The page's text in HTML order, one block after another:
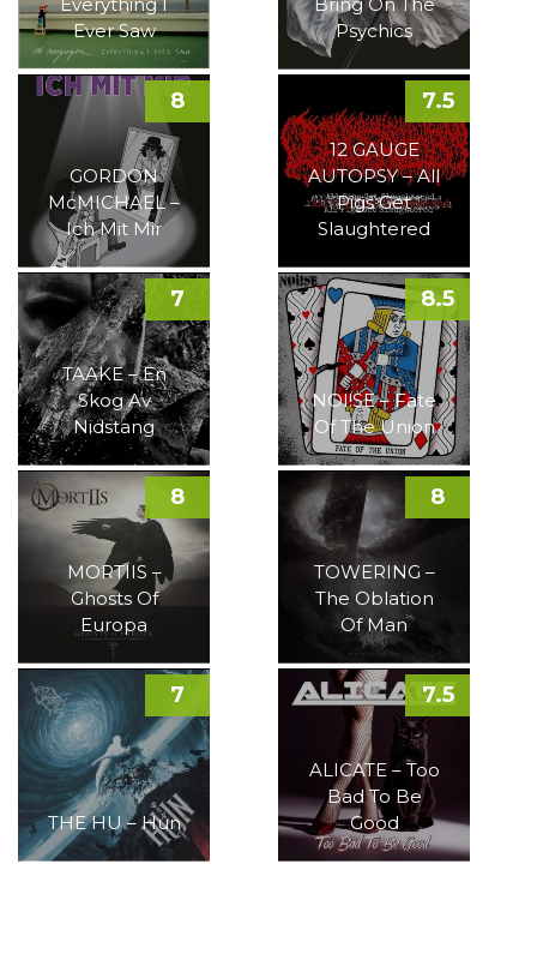
Ever Saw
Psychics
GORDON
McMICHAEL –
Ich Mit Mir
8
12 GAUGE
AUTOPSY – All
Pigs Get
Slaughtered
7.5
TAAKE – En
Skog Av
Nidstang
7
NOI!SE – Fate
Of The Union
8.5
MORTIIS –
Ghosts Of
Europa
8
TOWERING –
The Oblation
Of Man
8
THE HU – Hun
7
ALICATE – Too
Bad To Be
Good
7.5